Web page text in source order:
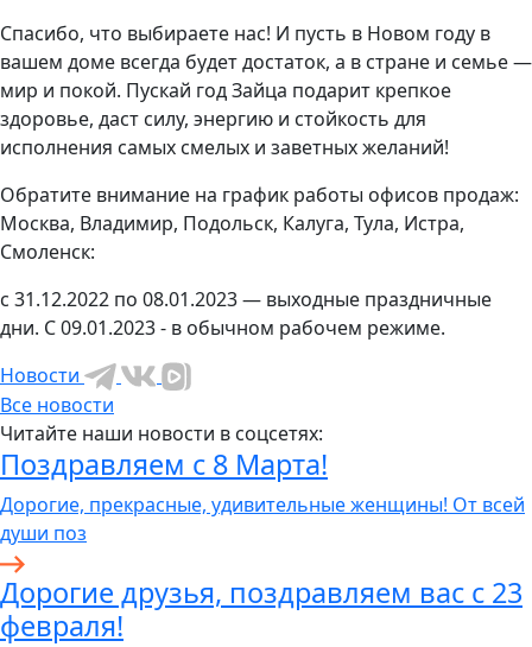
Спасибо, что выбираете нас! И пусть в Новом году в
вашем доме всегда будет достаток, а в стране и семье ―
мир и покой. Пускай год Зайца подарит крепкое
здоровье, даст силу, энергию и стойкость для
исполнения самых смелых и заветных желаний!
Обратите внимание на график работы офисов продаж:
Москва, Владимир, Подольск, Калуга, Тула, Истра,
Смоленск:
с 31.12.2022 по 08.01.2023 — выходные праздничные
дни. С 09.01.2023 - в обычном рабочем режиме.
Новости
Все новости
Читайте наши новости в соцсетях:
Поздравляем с 8 Марта!
Дорогие, прекрасные, удивительные женщины! От всей
души поз
Дорогие друзья, поздравляем вас с 23
февраля!